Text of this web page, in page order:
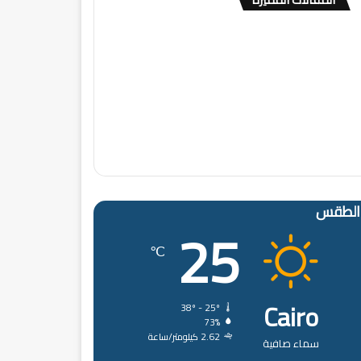
الطقس
Cairo
سماء صافية
25
℃
73%
2.62 كيلومتر/ساعة